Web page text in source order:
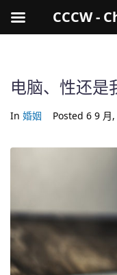
电脑、性还是
In 婚姻 Posted 6 9 月
CCCW -